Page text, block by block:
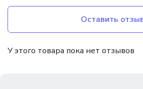
Оставить
У этого товара пока нет отзывов